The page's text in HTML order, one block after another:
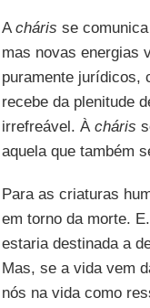
Acháris se
mas novas energias
puramente jurídicos,
recebe da plenitude
irrefreável. À cháris
aquela que também
Para as criaturas
em torno da morte.
estaria destinada a
Mas, se a vida vem
nós na vida como